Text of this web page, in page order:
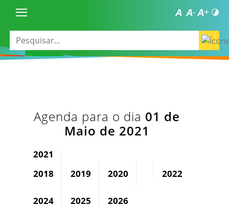
Agenda para o dia 01 de
Maio de 2021
2021
2018
2019 2020 2022
2024 2025 2026